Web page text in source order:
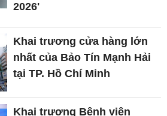
2026'
Khai trương cửa hàng lớn
nhất của Bảo Tín Mạnh Hải
tại TP. Hồ Chí Minh
Khai trương Bệnh viện